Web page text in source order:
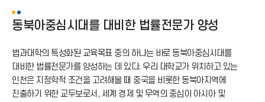
동북아중심시대를 대비한 법률전문가 양성
법과대학의 특성화된 교육목표 중의 하나는 바로 동북아중심시대를
대비한 법률전문가를 양성하는 데 있다. 우리 대학교가 위치하고 있는
인천은 지정학적 조건을 고려해볼 때 중국을 비롯한 동북아지역에
진출하기 위한 교두보로서, 세계 경제 및 무역의 중심이 아시아 및